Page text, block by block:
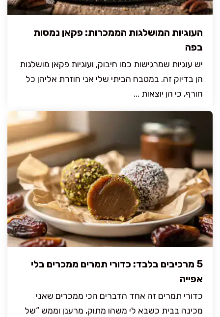
העוגיות המושלגות הממכרות: פקאן נמסות
בפה
יש עוגיות שמרגישות כמו חיבוק, ועוגיות פקאן מושלגות
הן בדיוק זה. במטבח הביתי שלי אני חוזרת אליהן כל
חורף, כי הן יוצאות ...
5 מרכיבים בלבד: כדורי תמרים ממכרים בלי
אפייה
כדורי תמרים זה אחד הדברים הכי ממכרים שאני
מכינה בבית כשבא לי משהו מתוק, מרענן וממש “של